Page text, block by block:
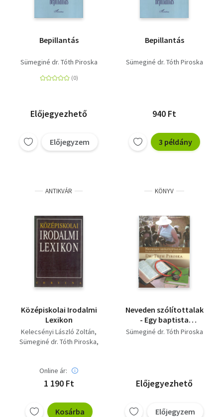
Bepillantás
Sümeginé dr. Tóth Piroska
Előjegyezhető
Előjegyzem
Bepillantás
Sümeginé dr. Tóth Piroska
940 Ft
3 példány
ANTIKVÁR
Középiskolai Irodalmi
Lexikon
Kelecsényi László Zoltán
Sümeginé dr. Tóth Piroska
Online ár:
1 190 Ft
Kosárba
KÖNYV
Neveden szólítottalak
- Egy baptista
misszionárius a XX.
Sümeginé dr. Tóth Piroska
Előjegyezhető
Előjegyzem